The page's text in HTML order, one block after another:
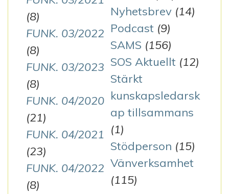
(8)
FUNK. 03/2022
(8)
FUNK. 03/2023
(8)
FUNK. 04/2020
(21)
FUNK. 04/2021
(23)
FUNK. 04/2022
(8)
Nyhetsbrev (14)
Podcast (9)
SAMS (156)
SOS Aktuellt (12)
Stärkt
kunskapsledarsk
ap tillsammans
(1)
Stödperson (15)
Vänverksamhet
(115)